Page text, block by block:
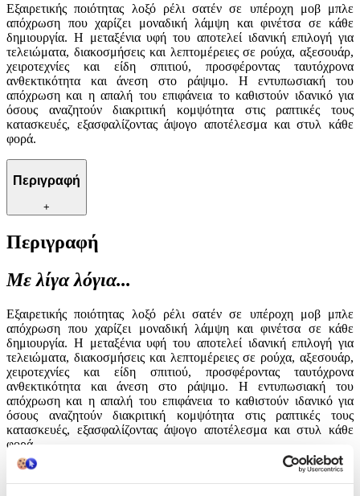
Εξαιρετικής ποιότητας λοξό ρέλι σατέν σε υπέροχη μοβ μπλε
απόχρωση που χαρίζει μοναδική λάμψη και φινέτσα σε κάθε
δημιουργία. Η μεταξένια υφή του αποτελεί ιδανική επιλογή για
τελειώματα, διακοσμήσεις και λεπτομέρειες σε ρούχα, αξεσουάρ,
χειροτεχνίες και είδη σπιτιού, προσφέροντας ταυτόχρονα
ανθεκτικότητα και άνεση στο ράψιμο. Η εντυπωσιακή του
απόχρωση και η απαλή του επιφάνεια το καθιστούν ιδανικό για
όσους αναζητούν διακριτική κομψότητα στις ραπτικές τους
κατασκευές, εξασφαλίζοντας άψογο αποτέλεσμα και στυλ κάθε
φορά.
Περιγραφή
+
Περιγραφή
Με λίγα λόγια...
Εξαιρετικής ποιότητας λοξό ρέλι σατέν σε υπέροχη μοβ μπλε
απόχρωση που χαρίζει μοναδική λάμψη και φινέτσα σε κάθε
δημιουργία. Η μεταξένια υφή του αποτελεί ιδανική επιλογή για
τελειώματα, διακοσμήσεις και λεπτομέρειες σε ρούχα, αξεσουάρ,
χειροτεχνίες και είδη σπιτιού, προσφέροντας ταυτόχρονα
ανθεκτικότητα και άνεση στο ράψιμο. Η εντυπωσιακή του
απόχρωση και η απαλή του επιφάνεια το καθιστούν ιδανικό για
όσους αναζητούν διακριτική κομψότητα στις ραπτικές τους
κατασκευές, εξασφαλίζοντας άψογο αποτέλεσμα και στυλ κάθε
φορά.
Χαρακτηριστικά